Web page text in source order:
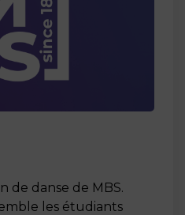
de danse de MBS.
les étudiants